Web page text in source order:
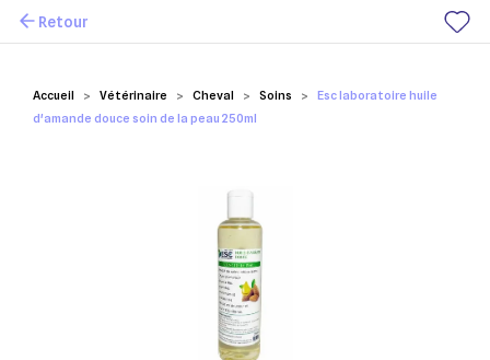
Mes favoris
Accueil Vétérinaire Cheval Soins
Esc laboratoire huile
d'amande douce soin de la peau 250ml
Retour